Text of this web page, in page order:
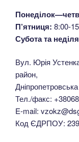
П’ятниця: 8:00-
Субота та
Вул. Юрія
район,
Тел./факс:
E-mail:
Код ЄДРПОУ: